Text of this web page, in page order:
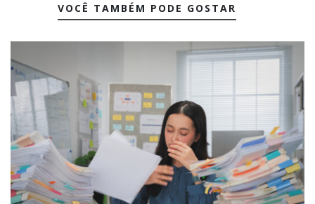
VOCÊ TAMBÉM PODE GOSTAR